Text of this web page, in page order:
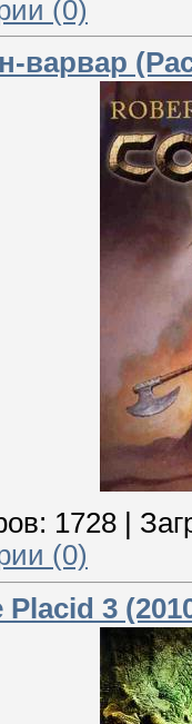
(0)
варвар
1728
(0)
Placid 3